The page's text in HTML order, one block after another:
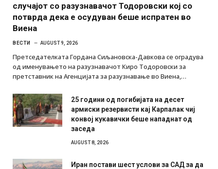
случајот со разузнавачот Тодоровски кој со
потврда дека е осудуван беше испратен во
Виена
ВЕСТИ AUGUST 9, 2026
Претседателката Гордана Сиљановска-Давкова се оградува
од именувањето на разузнавачот Киро Тодоровски за
претставник на Агенцијата за разузнавање во Виена,…
25 години од погибијата на десет
армиски резервисти кај Карпалак чиј
конвој кукавички беше нападнат од
заседа
AUGUST 8, 2026
Иран постави шест услови за САД за да